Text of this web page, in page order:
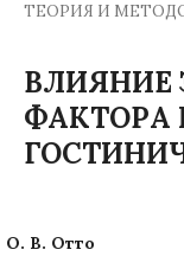
ТЕОРИЯ И
ВЛИЯНИЕ
ФАКТОРА
О. В. Отто